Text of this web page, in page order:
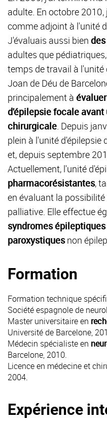
adulte. En octobre
comme adjoint à l'unité
J'évaluais aussi bien
adultes que
temps de travail à
Joan de Déu de
principalement à
d'épilepsie focale
chirurgicale. Depuis
plein à l'unité d'épilepsie
et, depuis septembre
Actuellement, l'unité
pharmacorésistantes,
en évaluant la
palliative. Elle effectue
syndromes
paroxystiquesnon
Formation
Formation technique
Société espagnole de
Master universitaire en
Université de Barcelone,
Médecin spécialiste en
Barcelone, 2010.
Licence en médecine et
2004.
Expérience